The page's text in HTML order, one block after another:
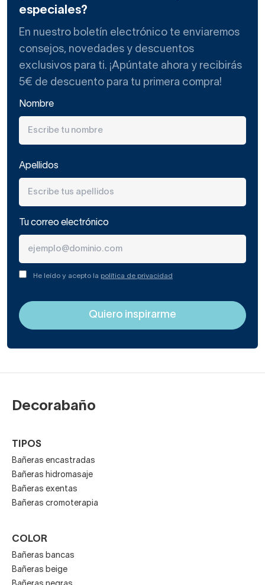
especiales?
En nuestro boletín electrónico te enviaremos
consejos, novedades y descuentos
exclusivos para ti. ¡Apúntate ahora y recibirás
5€ de descuento para tu primera compra!
Nombre
Apellidos
Tu correo electrónico
He leído y acepto la política de privacidad
Decorabaño
TIPOS
Bañeras encastradas
Bañeras hidromasaje
Bañeras exentas
Bañeras cromoterapia
COLOR
Bañeras bancas
Bañeras beige